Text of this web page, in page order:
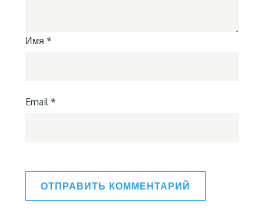
Имя *
Email*